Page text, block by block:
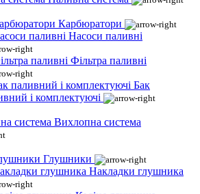
Карбюратори
Насоси паливні
Фільтра паливні
Бак
і комплектуючі
Вихлопна система
Глушники
Накладки глушника